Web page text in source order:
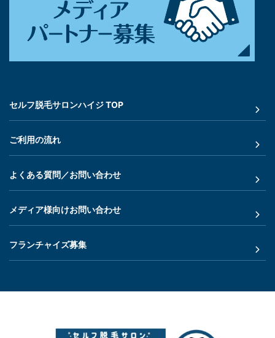
セルフ脱毛サロンハイジ TOP
ご利用の流れ
よくある質問／お問い合わせ
メディア様向けお問い合わせ
フランチャイズ募集